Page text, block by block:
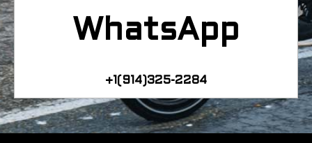
WhatsApp
+1(914)325-2284